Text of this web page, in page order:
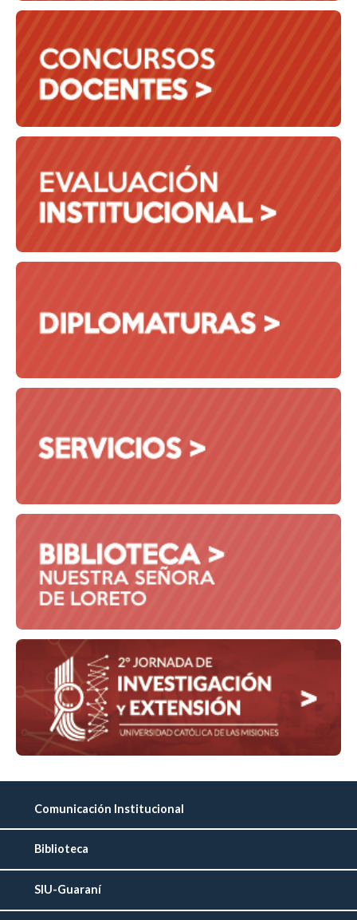
Comunicación Institucional
Biblioteca
SIU-Guaraní